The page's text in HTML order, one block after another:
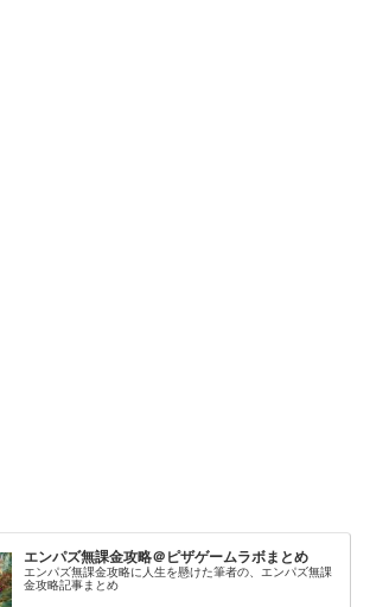
エンパズ無課金攻略＠ピザゲームラボまとめ
エンパズ無課金攻略に人生を懸けた筆者の、エンパズ無課
金攻略記事まとめ